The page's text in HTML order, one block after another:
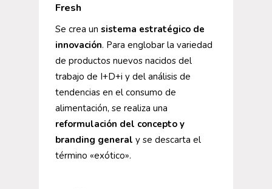
Fresh
Se crea un sistema estratégico de
innovación. Para englobar la variedad
de productos nuevos nacidos del
trabajo de I+D+i y del análisis de
tendencias en el consumo de
alimentación, se realiza una
reformulación del concepto y
branding general y se descarta el
término «exótico».